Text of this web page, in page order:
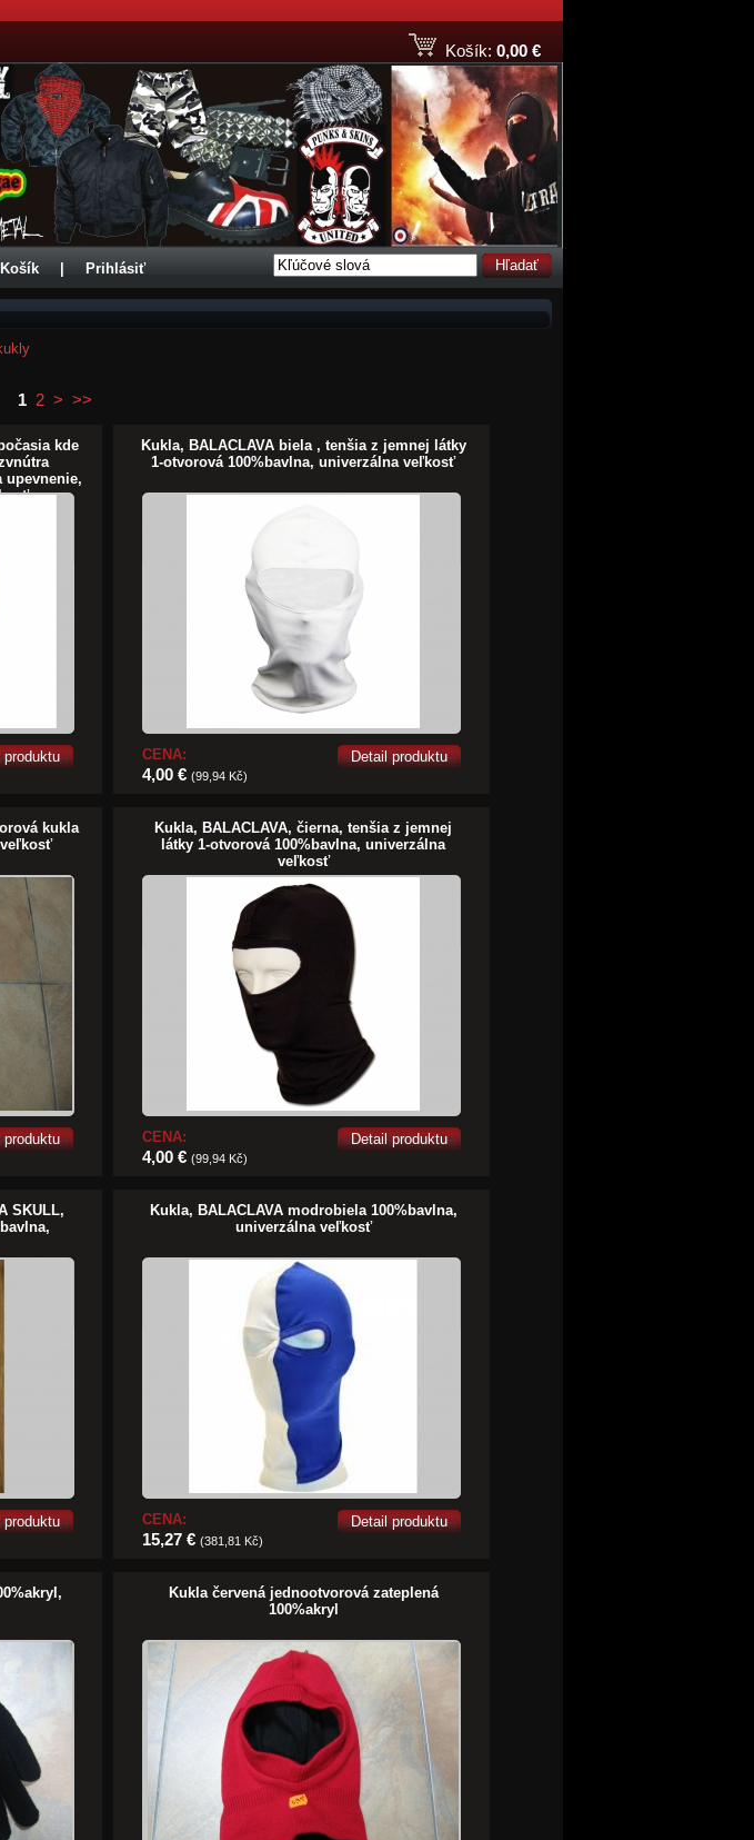
Košík: 0,00 €
Košík Prihlásiť Hľadať
1 2 > >>
kde
upevnenie,
produktu
Kukla, BALACLAVA biela , tenšia z jemnej látky
1-otvorová 100%bavlna, univerzálna veľkosť
CENA:
4,00 €(99,94 Kč)
Detail produktu
kukla
produktu
Kukla, BALACLAVA, čierna, tenšia z jemnej
látky 1-otvorová 100%bavlna, univerzálna
veľkosť
CENA:
4,00 €(99,94 Kč)
Detail produktu
SKULL,
produktu
Kukla, BALACLAVA modrobiela 100%bavlna,
univerzálna veľkosť
CENA:
15,27 €(381,81 Kč)
Detail produktu
Kukla červená jednootvorová zateplená
100%akryl